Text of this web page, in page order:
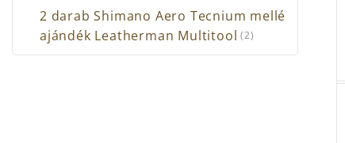
2 darab Shimano Aero Tecnium mellé
ajándék Leatherman Multitool (2)